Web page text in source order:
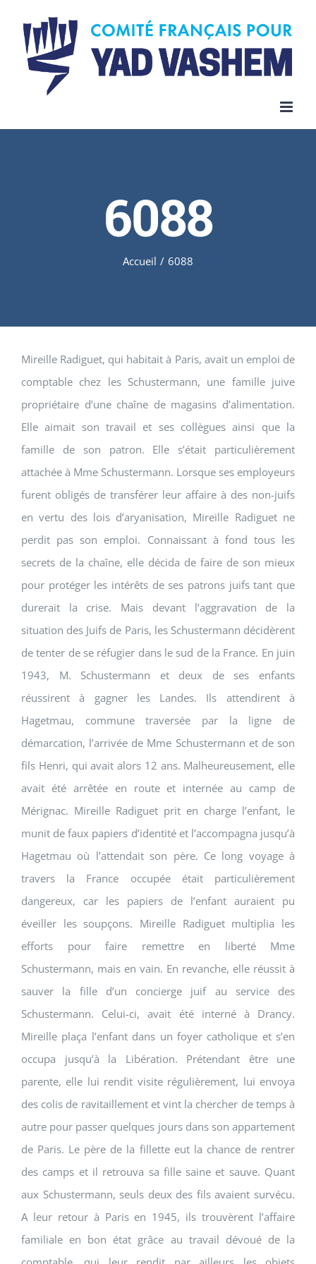
content
6088
Accueil / 6088
Mireille Radiguet, qui habitait à Paris, avait un emploi de
comptable chez les Schustermann, une famille juive
propriétaire d’une chaîne de magasins d’alimentation.
Elle aimait son travail et ses collègues ainsi que la
famille de son patron. Elle s’était particulièrement
attachée à Mme Schustermann. Lorsque ses employeurs
furent obligés de transférer leur affaire à des non-juifs
en vertu des lois d’aryanisation, Mireille Radiguet ne
perdit pas son emploi. Connaissant à fond tous les
secrets de la chaîne, elle décida de faire de son mieux
pour protéger les intérêts de ses patrons juifs tant que
durerait la crise. Mais devant l’aggravation de la
situation des Juifs de Paris, les Schustermann décidèrent
de tenter de se réfugier dans le sud de la France. En juin
1943, M. Schustermann et deux de ses enfants
réussirent à gagner les Landes. Ils attendirent à
Hagetmau, commune traversée par la ligne de
démarcation, l’arrivée de Mme Schustermann et de son
fils Henri, qui avait alors 12 ans. Malheureusement, elle
avait été arrêtée en route et internée au camp de
Mérignac. Mireille Radiguet prit en charge l’enfant, le
munit de faux papiers d’identité et l’accompagna jusqu’à
Hagetmau où l’attendait son père. Ce long voyage à
travers la France occupée était particulièrement
dangereux, car les papiers de l’enfant auraient pu
éveiller les soupçons. Mireille Radiguet multiplia les
efforts pour faire remettre en liberté Mme
Schustermann, mais en vain. En revanche, elle réussit à
sauver la fille d’un concierge juif au service des
Schustermann. Celui-ci, avait été interné à Drancy.
Mireille plaça l’enfant dans un foyer catholique et s’en
occupa jusqu’à la Libération. Prétendant être une
parente, elle lui rendit visite régulièrement, lui envoya
des colis de ravitaillement et vint la chercher de temps à
autre pour passer quelques jours dans son appartement
de Paris. Le père de la fillette eut la chance de rentrer
des camps et il retrouva sa fille saine et sauve. Quant
aux Schustermann, seuls deux des fils avaient survécu.
A leur retour à Paris en 1945, ils trouvèrent l’affaire
familiale en bon état grâce au travail dévoué de la